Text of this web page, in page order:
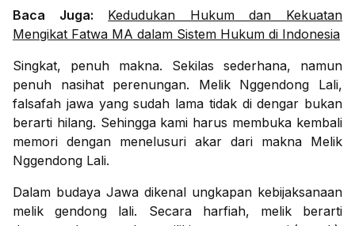
Baca Juga:
Kedudukan Hukum dan Kekuatan
Mengikat Fatwa MA dalam Sistem Hukum di Indonesia
Singkat, penuh makna. Sekilas sederhana, namun
penuh nasihat perenungan. Melik Nggendong Lali,
falsafah jawa yang sudah lama tidak di dengar bukan
berarti hilang. Sehingga kami harus membuka kembali
memori dengan menelusuri akar dari makna Melik
Nggendong Lali.
Dalam budaya Jawa dikenal ungkapan kebijaksanaan
melik gendong lali. Secara harfiah, melik berarti